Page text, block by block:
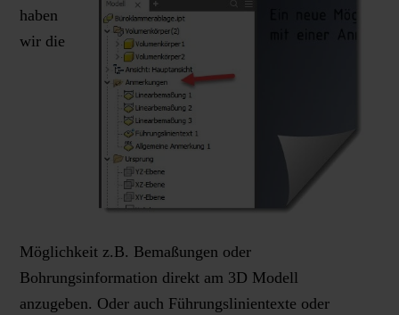
haben
wir die
Möglichkeit z.B. Bemaßungen oder
Bohrungsinformation direkt am 3D Modell
anzugeben. Oder auch Führungslinientexte oder